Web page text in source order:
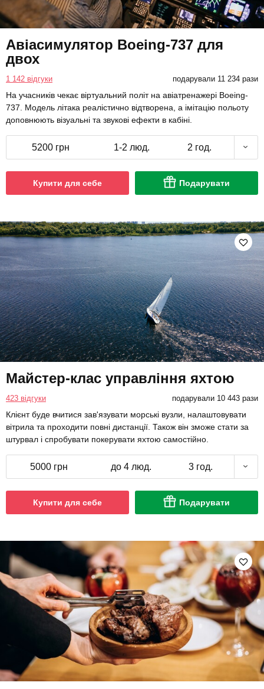
Авіасимулятор Boeing-737 для
двох
1 142 відгуки подарували 11 234 рази
На учасників чекає віртуальний політ на авіатренажері Boeing-
737. Модель літака реалістично відтворена, а імітацію польоту
доповнюють візуальні та звукові ефекти в кабіні.
5200 грн 1-2 люд. 2 год.
Купити для себе Подарувати
Майстер-клас управління яхтою
423 відгуки подарували 10 443 рази
Клієнт буде вчитися зав'язувати морські вузли, налаштовувати
вітрила та проходити повні дистанції. Також він зможе стати за
штурвал і спробувати покерувати яхтою самостійно.
5000 грн до 4 люд. 3 год.
Купити для себе Подарувати